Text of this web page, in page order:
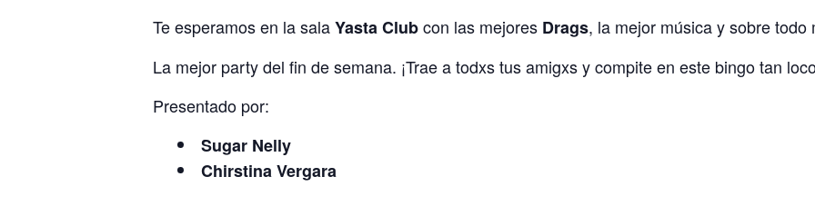
Te esperamos en la salaYasta Clubcon las mejores Drags, la mejor música y sobre
La mejor party del fin de semana. ¡Trae a todxs tus amigxs y compite en este bingo tan
Presentado por:
Sugar Nelly
Chirstina Vergara